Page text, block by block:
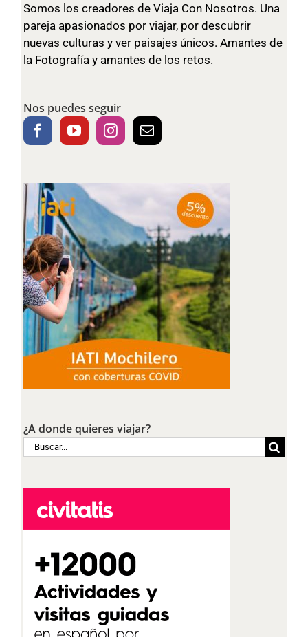
Somos los creadores de Viaja Con Nosotros. Una
pareja apasionados por viajar, por descubrir
nuevas culturas y ver paisajes únicos. Amantes de
la Fotografía y amantes de los retos.
Nos puedes seguir
¿A donde quieres viajar?
Buscar: